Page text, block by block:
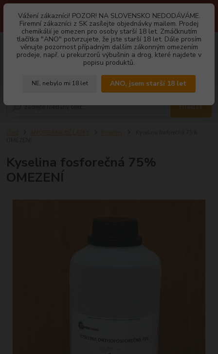
je neustálé porušování obchodních podmínek. Firemní zájemci o naše
produkty z SK zasílejte objednávky mailovou cestou. Děkujeme!
Vážení zákazníci! POZOR! NA SLOVENSKO NEDODÁVÁME.
Firemní zákazníci z SK zasílejte objednávky mailem. Prodej
chemikálií je omezen pro osoby starší 18 let. Zmáčknutím
tlačítka "ANO" potvrzujete, že jste starší 18 let. Dále prosím
věnujte pozornost případným dalším zákonným omezením
prodeje, např. u prekurzorů výbušnin a drog, které najdete v
popisu produktů.
NE, nebylo mi 18 let ANO, jsem starší 18 let
Menu
CZK
Hledat
0
za0,00 Kč
Úvod ANORGANICKÉ LÁTKY Kyseliny
Kyselina fosforečná 75%
OMEZENÍ